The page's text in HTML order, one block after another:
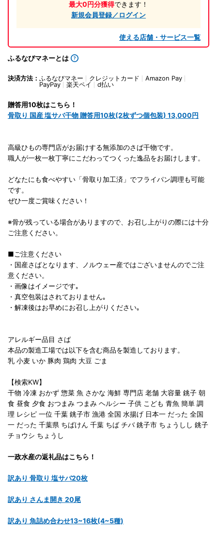
最大0円分獲得できます！
新規会員登録／ログイン
使える店舗・サービス一覧
ふるなびマネーとは
決済方法： ふるなびマネー クレジットカード
Amazon Pay
PayPay
楽天ペイ d払い
贈答用10枚はこちら！
骨取り 国産 塩サバ干物 贈答用10枚(2枚ずつ個包装) 13,000円
高級ひもの専門店がお届けする無添加のさば干物です。
職人が一枚一枚丁寧にこだわってつくった逸品をお届けします。
どなたにも食べやすい「骨取り加工済」でフライパン調理も可能
です。
ぜひ一度ご賞味ください！
※骨が残っている場合がありますので、お召し上がりの際には十分
ご注意ください。
■ご注意ください
・国産さばとなります、ノルウェー産ではございませんのでご注
意ください。
・画像はイメージです｡
・真空包装はされておりません｡
・解凍後はお早めにお召し上がりください｡
アレルギー品目 さば
本品の製造工場では以下を含む商品を製造しております。
乳 小麦 いか 豚肉 鶏肉 大豆 ごま
【検索KW】
干物 冷凍 おかず 惣菜 魚 さかな 海鮮 専門店 老舗 大容量 銚子 朝
食 昼食 夕食 おつまみ つまみ ヘルシー 子供 こども 青魚 簡単 調
理 レシピ 一位 千葉 銚子市 漁港 全国 水揚げ 日本一 だった 全国
一 だった 千葉県 ちばけん 千葉 ちば チバ 銚子市 ちょうしし 銚子
チョウシ ちょうし
一政水産の返礼品はこちら！
訳あり 骨取り 塩サバ20枚
訳あり さんま開き 20尾
訳あり 魚詰め合わせ13~16枚(4~5種)